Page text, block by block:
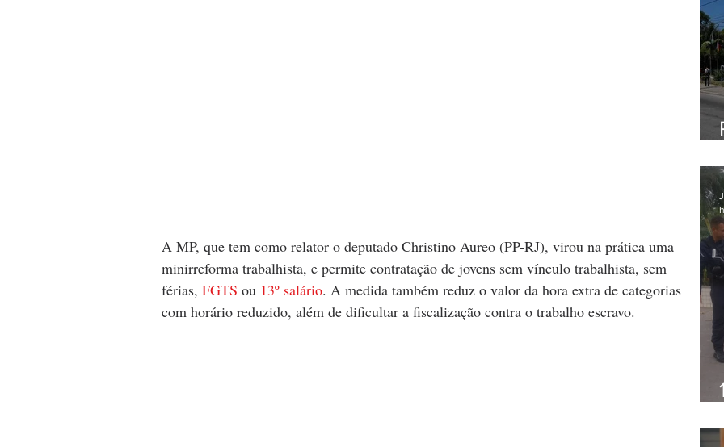
A MP, que tem como relator o deputado Christino Aureo (PP-RJ), virou na prática uma
minirreforma trabalhista, e permite contratação de jovens sem vínculo trabalhista, sem
férias, FGTS ou 13º salário. A medida também reduz o valor da hora extra de categorias
com horário reduzido, além de dificultar a fiscalização contra o trabalho escravo.